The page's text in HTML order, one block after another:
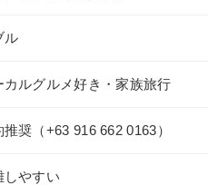
ル
ルグルメ好き・家族旅行
奨（+63 916 662 0163）
しやすい